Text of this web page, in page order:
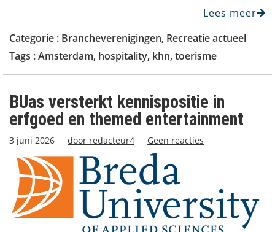
Lees meer
Categorie : Brancheverenigingen, Recreatie actueel
Tags :Amsterdam, hospitality, khn, toerisme
BUas versterkt kennispositie in
erfgoed en themed entertainment
3 juni 2026 door redacteur4 Geen reacties